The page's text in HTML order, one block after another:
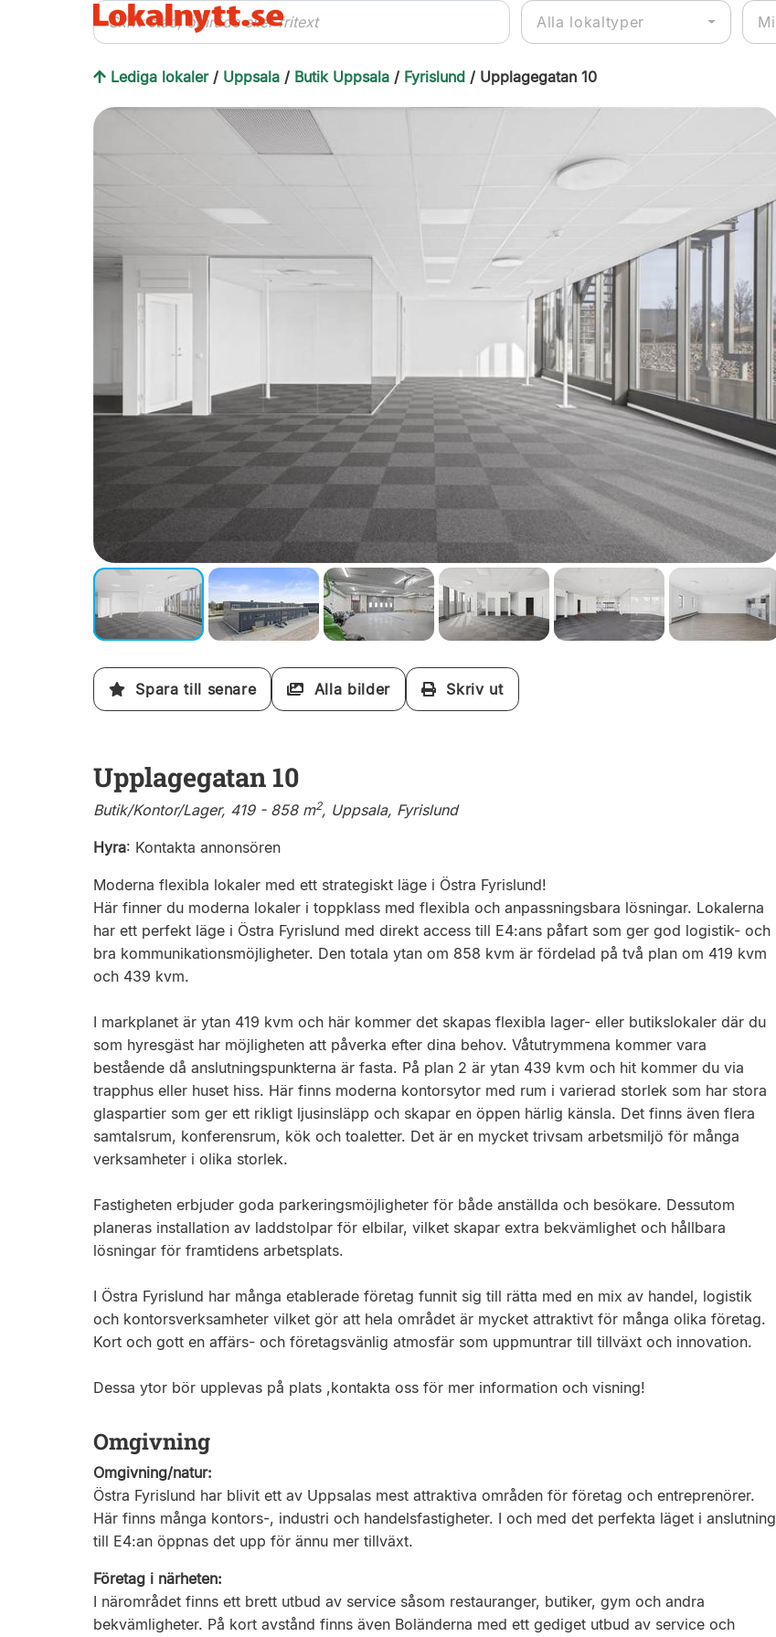
Alla lokaltyper
Lediga lokaler / Uppsala / Butik Uppsala / Fyrislund / Upplagegatan 10
Spara till senare Alla bilder Skriv ut
Upplagegatan 10
Butik/Kontor/Lager, 419 - 858 m2, Uppsala, Fyrislund
Hyra: Kontakta annonsören
Moderna flexibla lokaler med ett strategiskt läge i Östra Fyrislund!
Här finner du moderna lokaler i toppklass med flexibla och anpassningsbara lösningar. Lokalerna
har ett perfekt läge i Östra Fyrislund med direkt access till E4:ans påfart som ger god logistik- och
bra kommunikationsmöjligheter. Den totala ytan om 858 kvm är fördelad på två plan om 419 kvm
och 439 kvm.
I markplanet är ytan 419 kvm och här kommer det skapas flexibla lager- eller butikslokaler där du
som hyresgäst har möjligheten att påverka efter dina behov. Våtutrymmena kommer vara
bestående då anslutningspunkterna är fasta. På plan 2 är ytan 439 kvm och hit kommer du via
trapphus eller huset hiss. Här finns moderna kontorsytor med rum i varierad storlek som har stora
glaspartier som ger ett rikligt ljusinsläpp och skapar en öppen härlig känsla. Det finns även flera
samtalsrum, konferensrum, kök och toaletter. Det är en mycket trivsam arbetsmiljö för många
verksamheter i olika storlek.
Fastigheten erbjuder goda parkeringsmöjligheter för både anställda och besökare. Dessutom
planeras installation av laddstolpar för elbilar, vilket skapar extra bekvämlighet och hållbara
lösningar för framtidens arbetsplats.
I Östra Fyrislund har många etablerade företag funnit sig till rätta med en mix av handel, logistik
och kontorsverksamheter vilket gör att hela området är mycket attraktivt för många olika företag.
Kort och gott en affärs- och företagsvänlig atmosfär som uppmuntrar till tillväxt och innovation.
Dessa ytor bör upplevas på plats ,kontakta oss för mer information och visning!
Omgivning
Omgivning/natur:
Östra Fyrislund har blivit ett av Uppsalas mest attraktiva områden för företag och entreprenörer.
Här finns många kontors-, industri och handelsfastigheter. I och med det perfekta läget i anslutning
till E4:an öppnas det upp för ännu mer tillväxt.
Företag i närheten:
I närområdet finns ett brett utbud av service såsom restauranger, butiker, gym och andra
bekvämligheter. På kort avstånd finns även Boländerna med ett gediget utbud av service och